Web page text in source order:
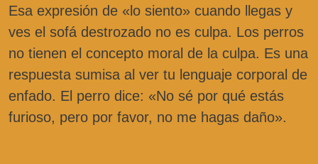
Esa expresión de «lo siento» cuando llegas y
ves el sofá destrozado no es culpa. Los perros
no tienen el concepto moral de la culpa. Es una
respuesta sumisa al ver tu lenguaje corporal de
enfado. El perro dice: «No sé por qué estás
furioso, pero por favor, no me hagas daño».